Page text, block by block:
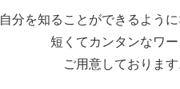
自分を知ることができるように
短くてカンタンなワ
ご用意しております